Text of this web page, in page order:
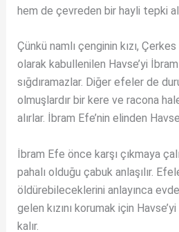
hem de çevreden bir hayli tepki
Çünkü namlı çenginin kızı, Çerkes
olarak kabullenilen Havse’yi
sığdıramazlar. Diğer efeler de
olmuşlardır bir kere ve racona
alırlar. İbram Efe’nin elinden
İbram Efe önce karşı çıkmaya
pahalı olduğu çabuk anlaşılır.
öldürebileceklerini anlayınca
gelen kızını korumak için
kalır.